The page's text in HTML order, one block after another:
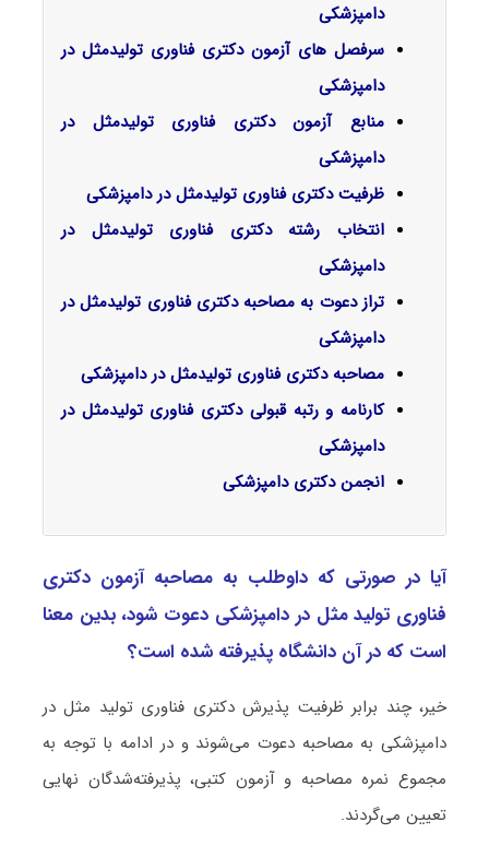
داﻣﭙﺰشکی
سرفصل‌ های آزمون دکتری فناوری تولیدمثل در
دامپزشکی
منابع آزمون دکتری فناوری تولیدمثل در
دامپزشکی
ظرفیت دکتری فناوری تولیدمثل در دامپزشکی
انتخاب رشته دکتری فناوری تولیدمثل در
دامپزشکی
تراز دعوت به مصاحبه دکتری فناوری تولیدمثل در
دامپزشکی
مصاحبه دکتری فناوری تولیدمثل در دامپزشکی
کارنامه و رتبه قبولی دکتری فناوری تولیدمثل در
دامپزشکی
انجمن دکتری دامپزشکی
آیا در صورتی که داوطلب به مصاحبه آزمون دکتری
ﻓﻨﺎوری ﺗﻮﻟﻴﺪ ﻣﺜﻞ در داﻣﭙﺰشکی دعوت شود، بدین معنا
است که در آن دانشگاه پذیرفته شده است؟
خیر، چند برابر ظرفیت پذیرش دکتری ﻓﻨﺎوری ﺗﻮﻟﻴﺪ ﻣﺜﻞ در
داﻣﭙﺰشکی به مصاحبه دعوت می‌شوند و در ادامه با توجه به
مجموع نمره مصاحبه و آزمون کتبی، پذیرفته‌شدگان نهایی
تعیین می‌گردند.